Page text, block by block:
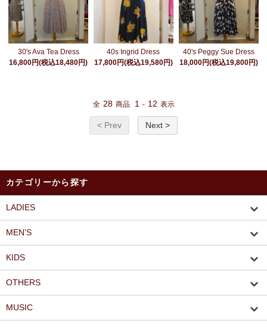
30's Ava Tea Dress
16,800円(税込18,480円)
40s Ingrid Dress
17,800円(税込19,580円)
40's Peggy Sue Dress
18,000円(税込19,800円)
全 28 商品 1 - 12 表示
< Prev Next >
カテゴリーから探す
LADIES
MEN’S
KIDS
OTHERS
MUSIC